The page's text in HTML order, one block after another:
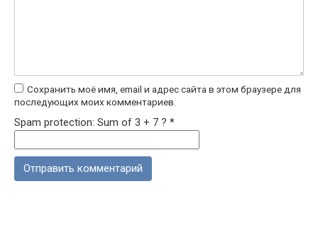
Сохранить моё имя, email и адрес сайта в этом браузере для
последующих моих комментариев.
Spam protection: Sum of 3 + 7 ? *